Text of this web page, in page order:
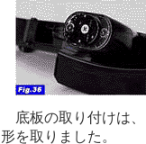
底板の取り付けは、
形を取りました。